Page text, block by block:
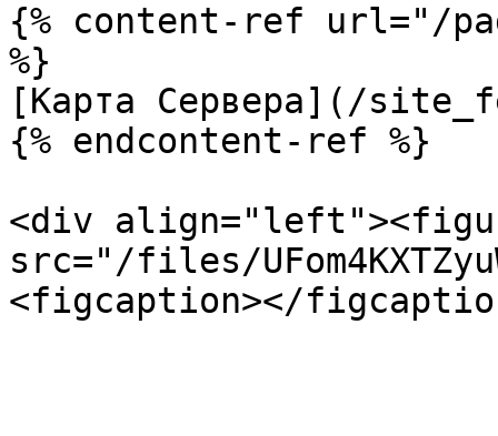
{% content-ref url="/
%}
[Карта Сервера](/
{% endcontent-ref %}
<div
src="/files/